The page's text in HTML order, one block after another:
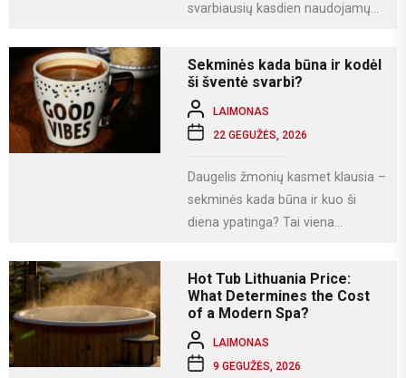
svarbiausių kasdien naudojamų
naudojamės socialiniais...
Sekminės kada būna ir kodėl
ši šventė svarbi?
LAIMONAS
22 GEGUŽĖS, 2026
Daugelis žmonių kasmet klausia –
sekminės kada būna ir kuo ši
diena ypatinga? Tai viena
Hot Tub Lithuania Price:
What Determines the Cost
of a Modern Spa?
LAIMONAS
9 GEGUŽĖS, 2026